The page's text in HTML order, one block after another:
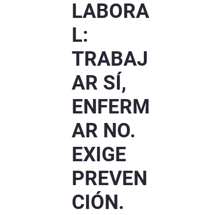
LABORA
L:
TRABAJ
AR SÍ,
ENFERM
AR NO.
EXIGE
PREVEN
CIÓN.